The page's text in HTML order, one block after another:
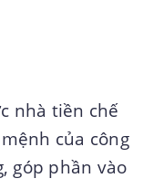
nhà tiền chế
của công
góp phần vào